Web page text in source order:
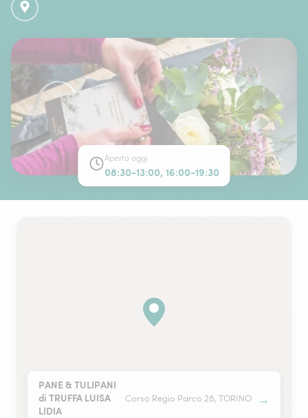
Aperto oggi
08:30-13:00, 16:00-19:30
PANE & TULIPANI
di TRUFFA LUISA
LIDIA
Corso Regio Parco 28, TORINO →